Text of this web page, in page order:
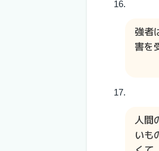
強者
害を
人間
いも